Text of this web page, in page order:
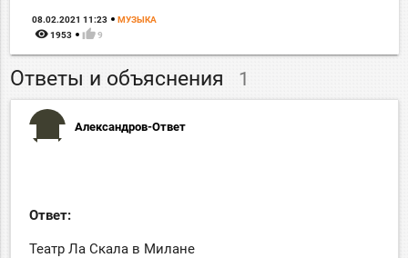
08.02.2021 11:23 МУЗЫКА
remove_red_eye 1953 thumb_up 9
Ответы и объяснения 1
Александров-Ответ
Ответ:
Театр Ла Скала в Милане